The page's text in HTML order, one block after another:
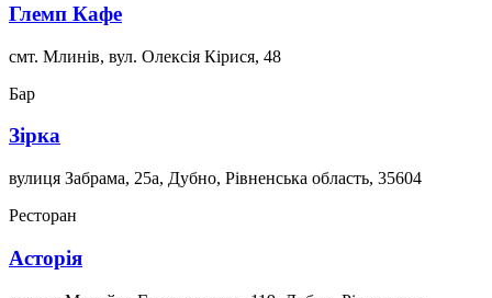
Глемп Кафе
смт. Млинів, вул. Олексія Кірися, 48
Бар
Зірка
вулиця Забрама, 25а, Дубно, Рівненська область, 35604
Ресторан
Асторія